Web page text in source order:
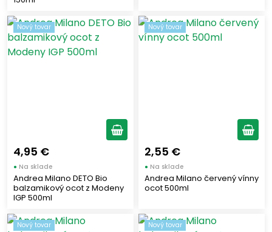
Nový tovar
4,95 €
● Na sklade
Andrea Milano DETO Bio
balzamikový ocot z Modeny
IGP 500ml
Nový tovar
2,55 €
● Na sklade
Andrea Milano červený vínny
ocot 500ml
Nový tovar Nový tovar